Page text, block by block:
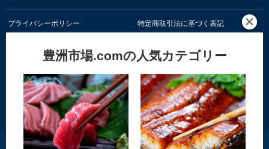
プライバシーポリシー 特定商取引法に基づく表記
お客様の情報はSSL暗号通信技術で保護されています
豊洲市場.comの人気カテゴリー